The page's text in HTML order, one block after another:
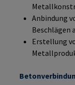
Anbindung
Beschlägen
Erstellung